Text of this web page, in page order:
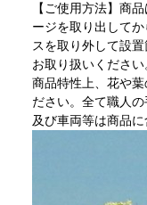
【ご使用方法】商
ージを取り出して
スを取り外して設
お取り扱いくださ
商品特性上、花や
ださい。全て職人
及び車両等は商品に